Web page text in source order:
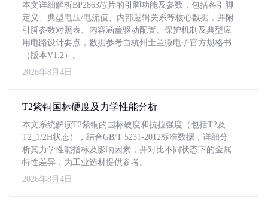
本文详细解析BP2863芯片的引脚功能及参数，包括各引脚
定义、典型电压/电流值、内部逻辑关系等核心数据，并附
引脚参数对照表。内容涵盖驱动配置、保护机制及典型应
用电路设计要点，数据参考自杭州士兰微电子官方规格书
（版本V1.2）。
2026年8月4日
T2紫铜国标硬度及力学性能分析
本文系统解读T2紫铜的国标硬度和抗拉强度（包括T2及
T2_1/2H状态），结合GB/T 5231-2012标准数据，详细分
析其力学性能指标及影响因素，并对比不同状态下的金属
特性差异，为工业选材提供参考。
2026年8月4日